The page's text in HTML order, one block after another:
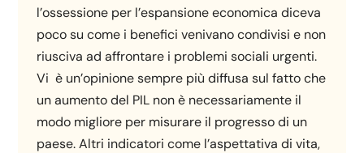
l’ossessione per l’espansione economica diceva
poco su come i benefici venivano condivisi e non
riusciva ad affrontare i problemi sociali urgenti.
Vi è un’opinione sempre più diffusa sul fatto che
un aumento del PIL non è necessariamente il
modo migliore per misurare il progresso di un
paese. Altri indicatori come l’aspettativa di vita,